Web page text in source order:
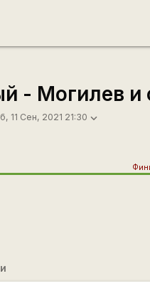
- Могилев и
11 Сен, 2021 21:30